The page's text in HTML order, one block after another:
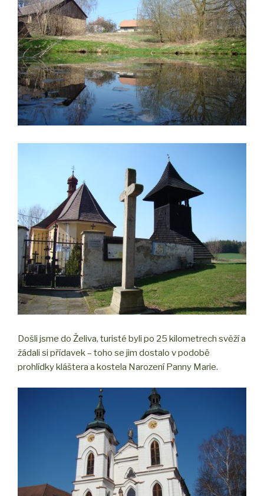
Došli jsme do Želiva, turisté byli po 25 kilometrech svěží a
žádali si přídavek – toho se jim dostalo v podobě
prohlídky kláštera a kostela Narození Panny Marie.